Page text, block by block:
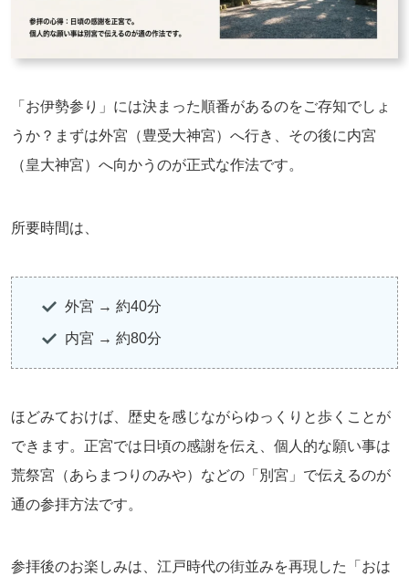
「お伊勢参り」には決まった順番があるのをご存知でしょ
うか？まずは外宮（豊受大神宮）へ行き、その後に内宮
（皇大神宮）へ向かうのが正式な作法です。
所要時間は、
外宮 → 約40分
内宮 → 約80分
ほどみておけば、歴史を感じながらゆっくりと歩くことが
できます。正宮では日頃の感謝を伝え、個人的な願い事は
荒祭宮（あらまつりのみや）などの「別宮」で伝えるのが
通の参拝方法です。
参拝後のお楽しみは、江戸時代の街並みを再現した「おは